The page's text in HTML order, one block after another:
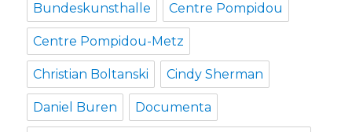
Bundeskunsthalle Centre Pompidou
Centre Pompidou-Metz
Christian Boltanski Cindy Sherman
Daniel Buren Documenta